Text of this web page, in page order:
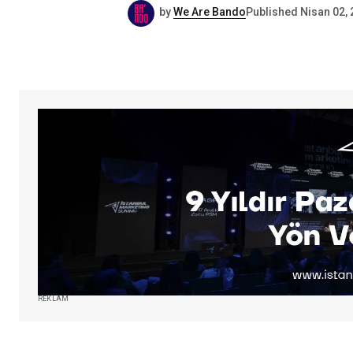
byWe Are BandoPublished Nisan 02,
REKLAM